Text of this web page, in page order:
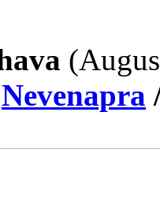
Nevenapra